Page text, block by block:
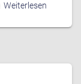
Weiterlesen